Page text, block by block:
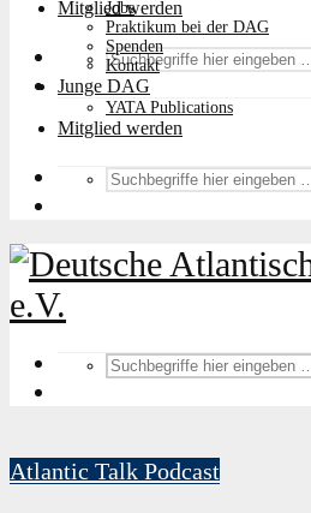
Mitglied werden
Jobs
Praktikum bei der DAG
Spenden
Kontakt
Junge DAG
YATA Publications
Mitglied werden
Atlantic Talk Podcast